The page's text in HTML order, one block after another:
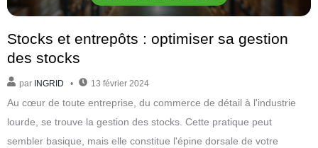
Stocks et entrepôts : optimiser sa gestion
des stocks
par INGRID 13 février 2024
Au cœur de toute entreprise, du commerce de détail à l'industrie
lourde, se trouve la gestion des stocks. Cette pratique peut
sembler basique, mais elle constitue l'épine dorsale de votre